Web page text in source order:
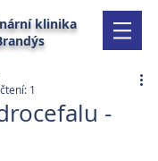
klinika
-
1